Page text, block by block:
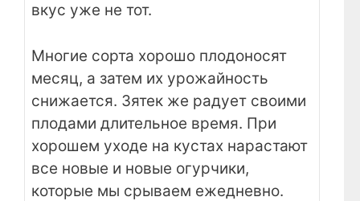
вкус уже не тот.
Многие сорта хорошо плодоносят
месяц, а затем их урожайность
снижается. Зятек же радует своими
плодами длительное время. При
хорошем уходе на кустах нарастают
все новые и новые огурчики,
которые мы срываем ежедневно.